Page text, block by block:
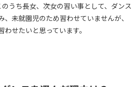
うち長女、次女の習い事として、ダンス
未就園児のため習わせていませんが、
せたいと思っています。